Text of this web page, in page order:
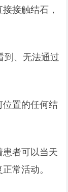
接触结石，
到、无法通过
置的任何结
者可以当天
常活动。